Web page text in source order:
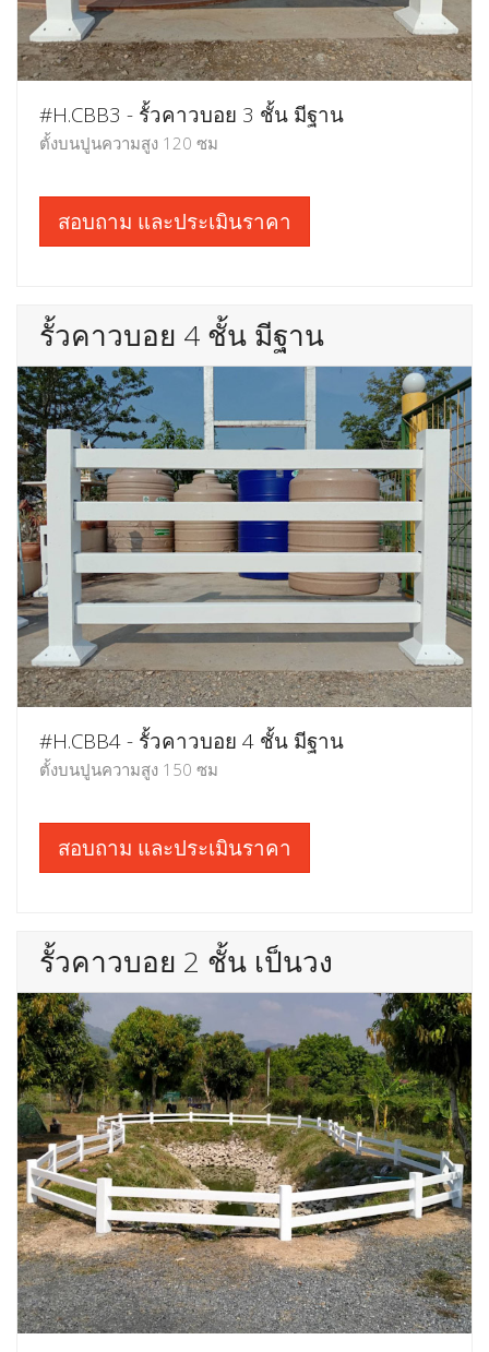
#H.CBB3 - รั้วคาวบอย 3 ชั้น มีฐาน
ตั้งบนปูนความสูง 120 ซม
สอบถาม และประเมินราคา
รั้วคาวบอย 4 ชั้น มีฐาน
#H.CBB4 - รั้วคาวบอย 4 ชั้น มีฐาน
ตั้งบนปูนความสูง 150 ซม
สอบถาม และประเมินราคา
รั้วคาวบอย 2 ชั้น เป็นวง